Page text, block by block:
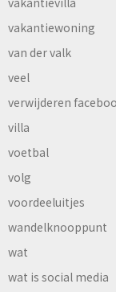
vakantiewoning
van der valk
veel
verwijderen
villa
voetbal
volg
voordeeluitjes
wandelknooppunt
wat
wat is social media